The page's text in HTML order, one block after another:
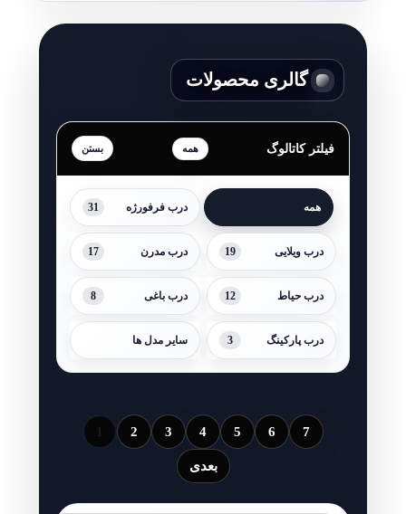
گالری محصولات
فیلتر کاتالوگ همه
همه درب فرفورژه 31
درب ویلایی 19 درب مدرن 17
درب حیاط 12 درب باغی 8
درب پارکینگ 3 سایر مدل ها
1 2 3 4 5 6 7
بعدی